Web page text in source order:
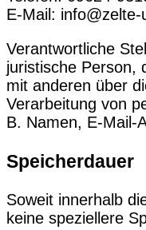
E-Mail: info@zelte-
Verantwortliche
juristische Person,
mit anderen über
Verarbeitung von
B. Namen, E-Mail-
Speicherdauer
Soweit innerhalb
keine speziellere